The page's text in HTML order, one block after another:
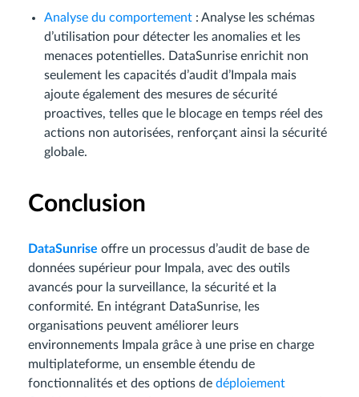
Analyse du comportement : Analyse les schémas
d’utilisation pour détecter les anomalies et les
menaces potentielles. DataSunrise enrichit non
seulement les capacités d’audit d’Impala mais
ajoute également des mesures de sécurité
proactives, telles que le blocage en temps réel des
actions non autorisées, renforçant ainsi la sécurité
globale.
Conclusion
DataSunrise offre un processus d’audit de base de
données supérieur pour Impala, avec des outils
avancés pour la surveillance, la sécurité et la
conformité. En intégrant DataSunrise, les
organisations peuvent améliorer leurs
environnements Impala grâce à une prise en charge
multiplateforme, un ensemble étendu de
fonctionnalités et des options de déploiement